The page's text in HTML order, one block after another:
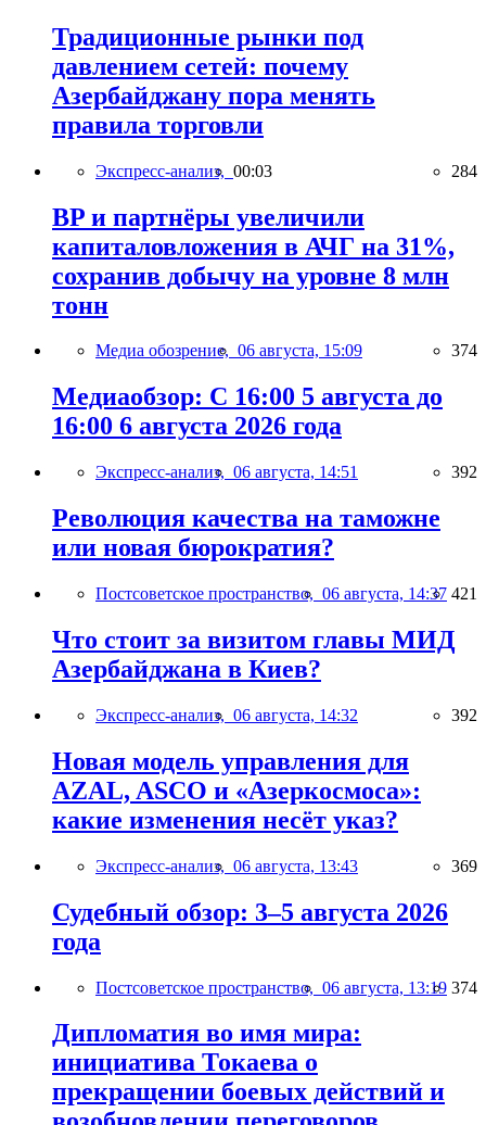
Традиционные рынки под
давлением сетей: почему
Азербайджану пора менять
правила торговли
Экспресс-анализ, 00:03 284
BP и партнёры увеличили
капиталовложения в АЧГ на 31%,
сохранив добычу на уровне 8 млн
тонн
Медиа обозрение, 06 августа, 15:09 374
Медиаобзор: С 16:00 5 августа до
16:00 6 августа 2026 года
Экспресс-анализ, 06 августа, 14:51 392
Революция качества на таможне
или новая бюрократия?
Постсоветское пространство, 06 августа, 14:37 421
Что стоит за визитом главы МИД
Азербайджана в Киев?
Экспресс-анализ, 06 августа, 14:32 392
Новая модель управления для
AZAL, ASCO и «Азеркосмоса»:
какие изменения несёт указ?
Экспресс-анализ, 06 августа, 13:43 369
Судебный обзор: 3–5 августа 2026
года
Постсоветское пространство, 06 августа, 13:19 374
Дипломатия во имя мира:
инициатива Токаева о
прекращении боевых действий и